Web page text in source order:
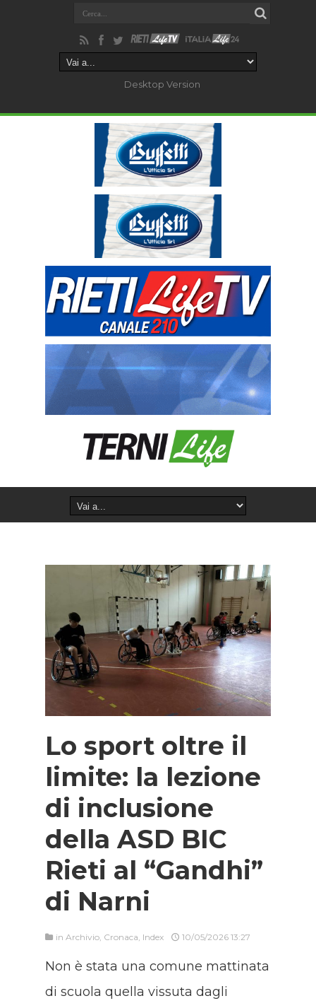
Desktop Version
Lo sport oltre il
limite: la lezione
di inclusione
della ASD BIC
Rieti al “Gandhi”
di Narni
in Archivio Cronaca Index 10/05/2026 13:27
Non è stata una comune mattinata
di scuola quella vissuta dagli